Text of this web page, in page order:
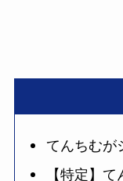
てんちむが
【特定】